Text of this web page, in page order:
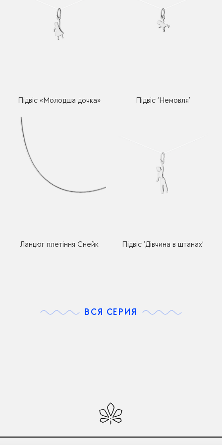
Підвіс «Молодша дочка» Підвіс ‘Немовля’
Ланцюг плетіння Снейк Підвіс ‘Дівчина в штанах’
ВСЯ СЕРИЯ